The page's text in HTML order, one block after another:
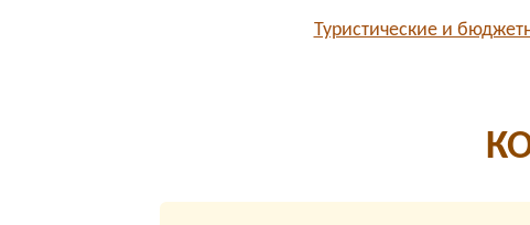
Туристические и